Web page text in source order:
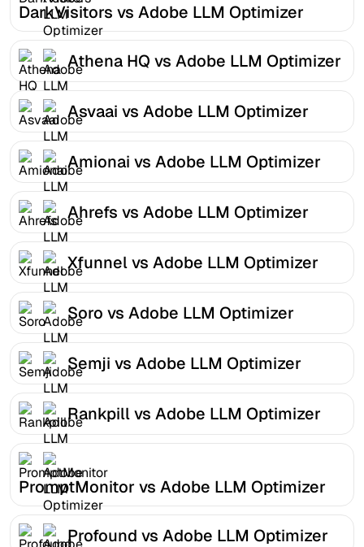
DarkVisitors vs Adobe LLM Optimizer
Athena HQ vs Adobe LLM Optimizer
Asvaai vs Adobe LLM Optimizer
Amionai vs Adobe LLM Optimizer
Ahrefs vs Adobe LLM Optimizer
Xfunnel vs Adobe LLM Optimizer
Soro vs Adobe LLM Optimizer
Semji vs Adobe LLM Optimizer
Rankpill vs Adobe LLM Optimizer
PromptMonitor vs Adobe LLM Optimizer
Profound vs Adobe LLM Optimizer